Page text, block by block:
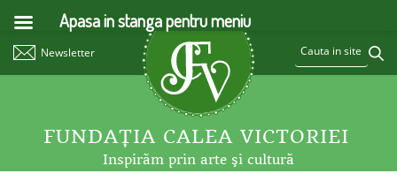
Newsletter
FUNDAŢIA CALEA VICTORIEI
Inspirăm prin arte şi cultură
Apasa in stanga pentru meniu